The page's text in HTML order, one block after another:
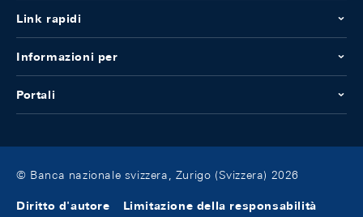
Link rapidi
Informazioni per
Portali
© Banca nazionale svizzera, Zurigo (Svizzera) 2026
Diritto d'autore Limitazione della responsabilità